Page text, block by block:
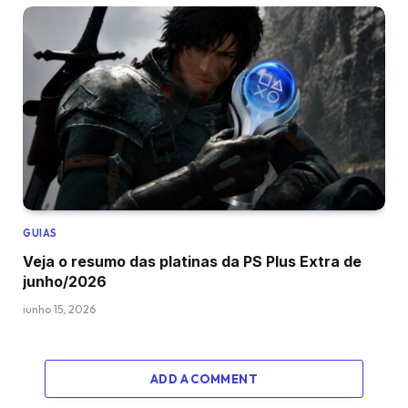
GUIAS
Veja o resumo das platinas da PS Plus Extra de
junho/2026
junho 15, 2026
ADD A COMMENT